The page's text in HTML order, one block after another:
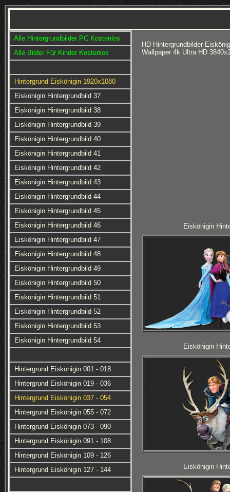
Alle Hintergrundbilder PC Kostenlos
Alle Bilder Für Kinder Kostenlos
Hintergrund Eiskönigin 1920x1080
Eiskönigin Hintergrundbild 37
Eiskönigin Hintergrundbild 38
Eiskönigin Hintergrundbild 39
Eiskönigin Hintergrundbild 40
Eiskönigin Hintergrundbild 41
Eiskönigin Hintergrundbild 42
Eiskönigin Hintergrundbild 43
Eiskönigin Hintergrundbild 44
Eiskönigin Hintergrundbild 45
Eiskönigin Hintergrundbild 46
Eiskönigin Hintergrundbild 47
Eiskönigin Hintergrundbild 48
Eiskönigin Hintergrundbild 49
Eiskönigin Hintergrundbild 50
Eiskönigin Hintergrundbild 51
Eiskönigin Hintergrundbild 52
Eiskönigin Hintergrundbild 53
Eiskönigin Hintergrundbild 54
Hintergrund Eiskönigin 001 - 018
Hintergrund Eiskönigin 019 - 036
Hintergrund Eiskönigin 037 - 054
Hintergrund Eiskönigin 055 - 072
Hintergrund Eiskönigin 073 - 090
Hintergrund Eiskönigin 091 - 108
Hintergrund Eiskönigin 109 - 126
Hintergrund Eiskönigin 127 - 144
HD Hintergrundbilder
Wallpaper 4k Ultra HD
Eiskönigin
Eiskönigin
Eiskönigin